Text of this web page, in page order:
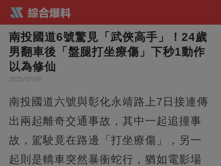
南投國道6號驚見「武俠高手」！24歲
男翻車後「盤腿打坐療傷」下秒1動作
以為修仙
2025/07/09
南投國道六號與彰化永靖路上7日接連傳
出兩起離奇交通事故，其中一起追撞事
故，駕駛竟在路邊「打坐療傷」，另一
起則是轎車突然暴衝蛇行，猶如電影場